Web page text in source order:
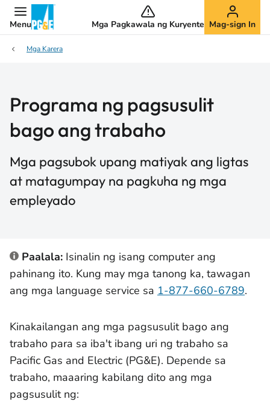
Menu Mga Pagkawala ng Kuryente Mag-sign In
Mga Karera
Programa ng pagsusulit
bago ang trabaho
Mga pagsubok upang matiyak ang ligtas
at matagumpay na pagkuha ng mga
empleyado
Paalala: Isinalin ng isang computer ang
pahinang ito. Kung may mga tanong ka, tawagan
ang mga language service sa 1-877-660-6789.
Kinakailangan ang mga pagsusulit bago ang
trabaho para sa iba't ibang uri ng trabaho sa
Pacific Gas and Electric (PG&E). Depende sa
trabaho, maaaring kabilang dito ang mga
pagsusulit ng: